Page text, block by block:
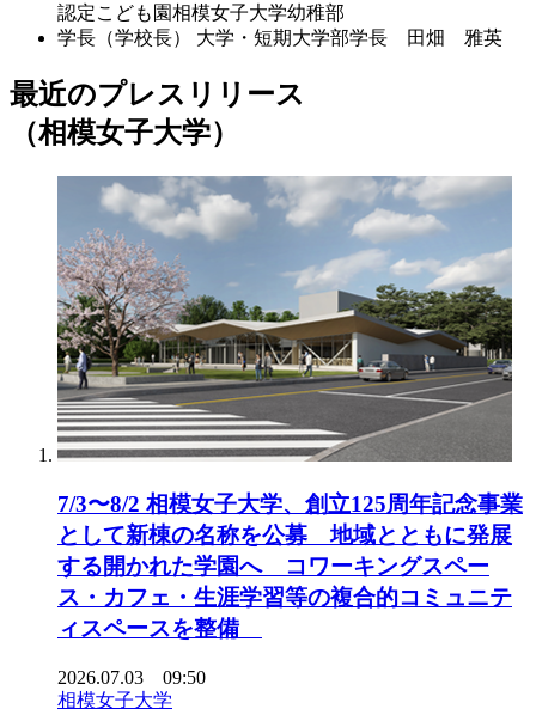
認定こども園相模女子大学幼稚部
学長（学校長）
大学・短期大学部学長 田畑 雅英
最近のプレスリリース
（相模女子大学）
7/3〜8/2 相模女子大学、創立125周年記念事業
として新棟の名称を公募 地域とともに発展
する開かれた学園へ コワーキングスペー
ス・カフェ・生涯学習等の複合的コミュニテ
ィスペースを整備
2026.07.03 09:50
相模女子大学